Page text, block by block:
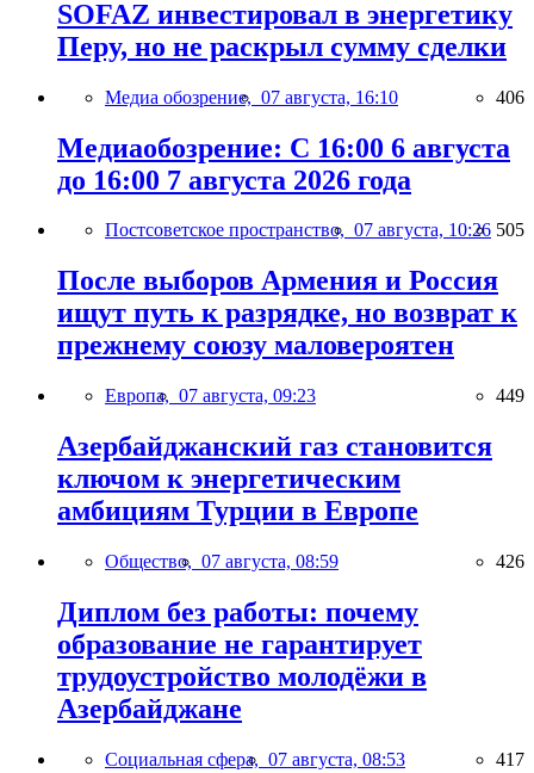
SOFAZ инвестировал в энергетику
Перу, но не раскрыл сумму сделки
Медиа обозрение, 07 августа, 16:10 406
Медиаобозрение: С 16:00 6 августа
до 16:00 7 августа 2026 года
Постсоветское пространство, 07 августа, 10:26 505
После выборов Армения и Россия
ищут путь к разрядке, но возврат к
прежнему союзу маловероятен
Европа, 07 августа, 09:23 449
Азербайджанский газ становится
ключом к энергетическим
амбициям Турции в Европе
Общество, 07 августа, 08:59 426
Диплом без работы: почему
образование не гарантирует
трудоустройство молодёжи в
Азербайджане
Социальная сфера, 07 августа, 08:53 417